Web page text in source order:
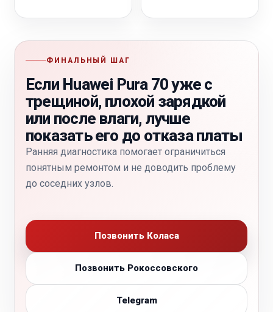
ФИНАЛЬНЫЙ ШАГ
Если Huawei Pura 70 уже с
трещиной, плохой зарядкой
или после влаги, лучше
показать его до отказа платы
Ранняя диагностика помогает ограничиться
понятным ремонтом и не доводить проблему
до соседних узлов.
Позвонить Коласа
Позвонить Рокоссовского
Telegram